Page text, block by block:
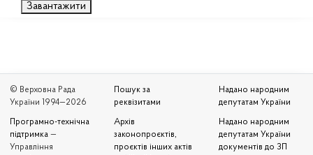
Завантажити
© Верховна Рада
України 1994—2026
Програмно-технічна
підтримка —
Управління
Пошук за
реквізитами
Архів
законопроєктів,
проєктів інших актів
Надано народним
депутатам України
Надано народним
депутатам України
документів до ЗП